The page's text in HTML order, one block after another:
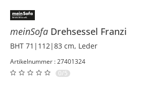
meinSofa Drehsessel Franzi
BHT 71|112|83 cm, Leder
Artikelnummer : 27401324
0/5